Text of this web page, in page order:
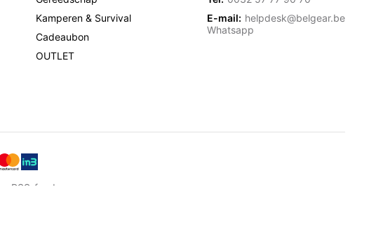
Kamperen & Survival
Cadeaubon
OUTLET
E-mail: helpdesk@belgear.be
Whatsapp
RSS-feed